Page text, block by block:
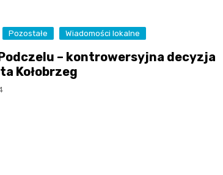
Pozostałe Wiadomości lokalne
– kontrowersyjna decyzja
Kołobrzeg